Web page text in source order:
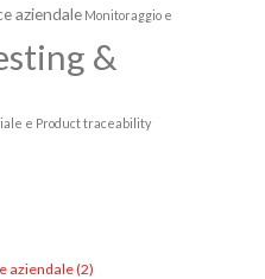
aziendale Monitoraggio e
&
e Product traceability
aziendale(2)